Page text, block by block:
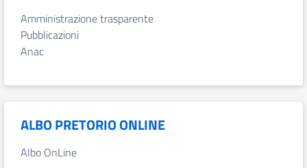
Amministrazione trasparente
Pubblicazioni
Anac
ALBO PRETORIO ONLINE
Albo OnLine